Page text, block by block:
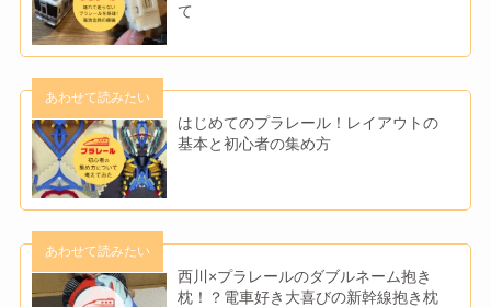
て
はじめてのプラレール！レイアウトの
基本と初心者の集め方
西川×プラレールのダブルネーム抱き
枕！？電車好き大喜びの新幹線抱き枕